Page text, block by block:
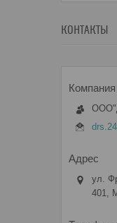
КОНТАКТЫ
ул.
401,